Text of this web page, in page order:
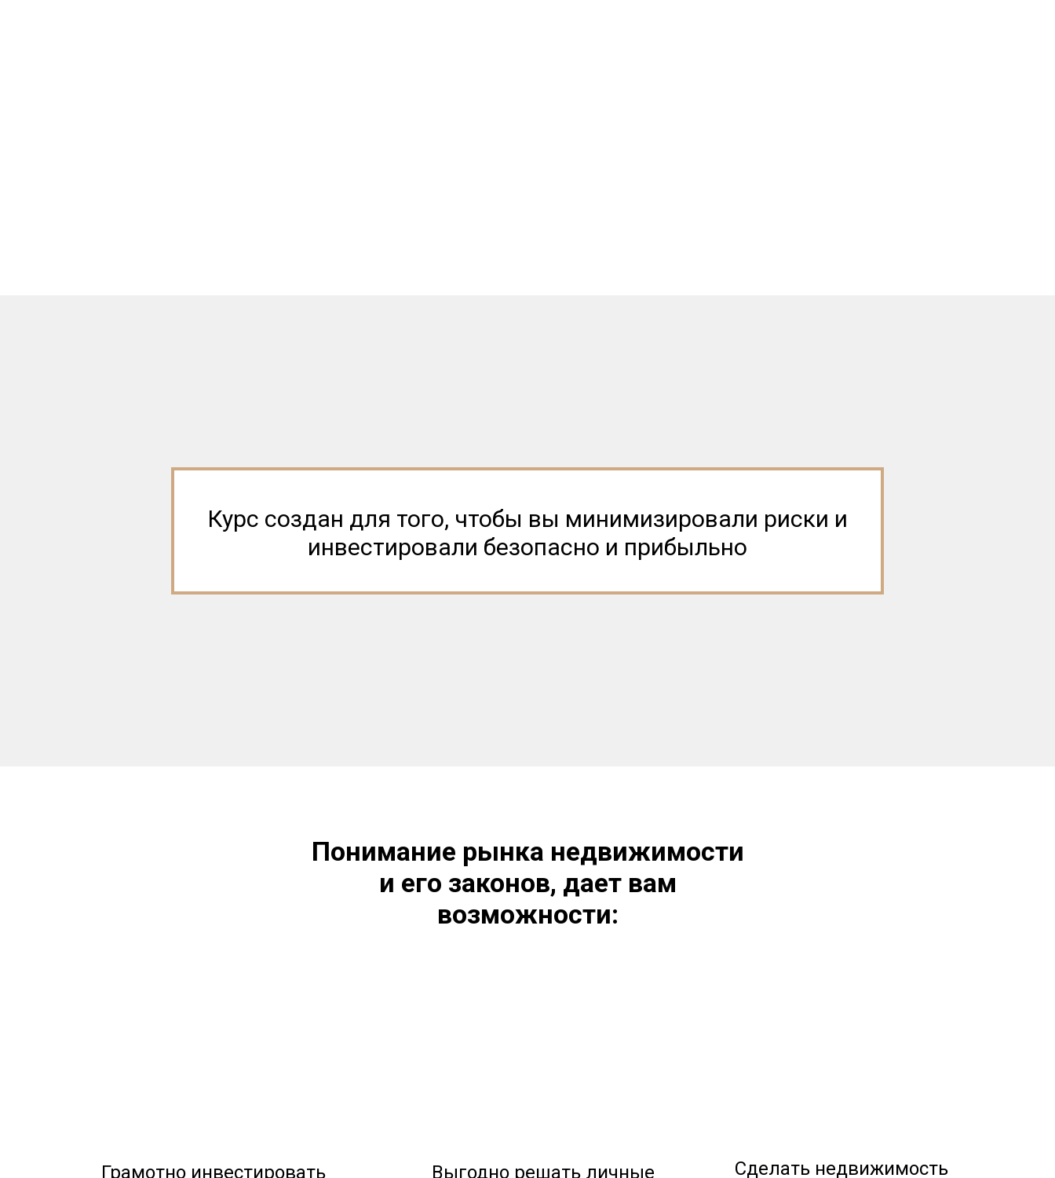
Курс создан для того, чтобы вы минимизировали риски и
инвестировали безопасно и прибыльно
Грамотно инвестировать Выгодно решать личные Сделать недвижимость
Понимание рынка недвижимости
и его законов, дает вам
возможности: